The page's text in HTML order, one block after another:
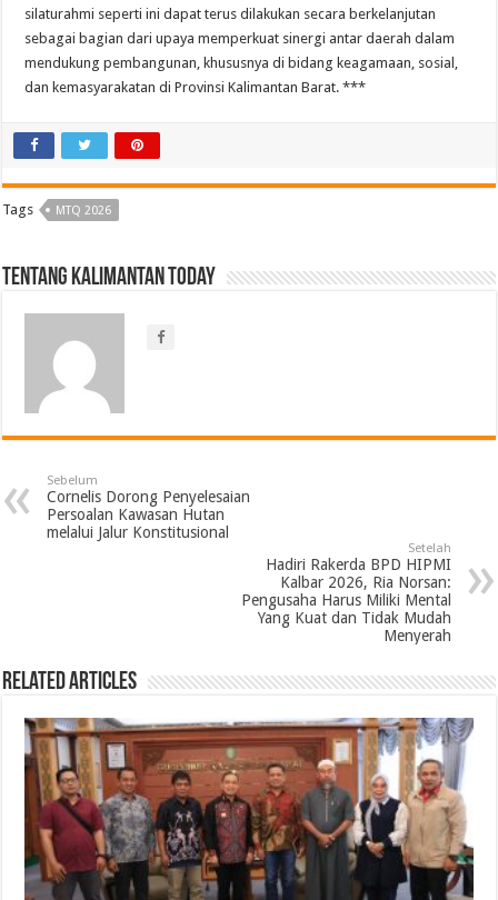
silaturahmi seperti ini dapat terus dilakukan secara berkelanjutan
sebagai bagian dari upaya memperkuat sinergi antar daerah dalam
mendukung pembangunan, khususnya di bidang keagamaan, sosial,
dan kemasyarakatan di Provinsi Kalimantan Barat. ***
Tags MTQ 2026
Tentang Kalimantan Today
Sebelum
Cornelis Dorong Penyelesaian
Persoalan Kawasan Hutan
melalui Jalur Konstitusional
Setelah
Hadiri Rakerda BPD HIPMI
Kalbar 2026, Ria Norsan:
Pengusaha Harus Miliki Mental
Yang Kuat dan Tidak Mudah
Menyerah
Related Articles